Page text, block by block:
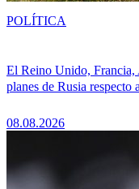
El Reino Unido, Francia,
planes de Rusia respecto
08.08.2026
POLÍTICA